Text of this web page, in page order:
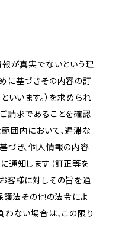
報が真実でないという理
に基づきその内容の訂
いいます。）を求められ
請求であることを確認
囲内において、遅滞な
づき、個人情報の内容
通知します（訂正等を
客様に対しその旨を通
護法その他の法令によ
わない場合は、この限り